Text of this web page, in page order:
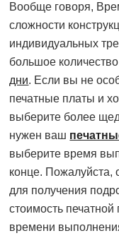
Вообще говоря,
сложности
индивидуальных
большое
дни. Если вы не
печатные платы и
выберите более
нужен ваш
выберите время
конце. Пожалуйста,
для получения
стоимость
времени